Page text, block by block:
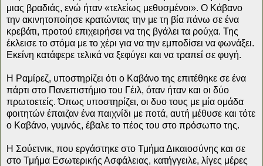
μιας βραδιάς, ενώ ήταν «τελείως μεθυσμένοι». Ο Κάβανο
την ακινητοποίησε κρατώντας την με τη βία πάνω σε ένα
κρεβάτι, προτού επιχειρήσει να της βγάλει τα ρούχα. Της
έκλεισε το στόμα με το χέρι για να την εμποδίσει να φωνάξει.
Εκείνη κατάφερε τελικά να ξεφύγει και να τραπεί σε φυγή.
Η Ραμίρεζ, υποστηρίζει ότι ο Καβάνο της επιτέθηκε σε ένα
πάρτι στο Πανεπιστήμιο του Γέιλ, όταν ήταν και οι δύο
πρωτοετείς. Όπως υποστηρίζει, οι δυο τους με μία ομάδα
φοιτητών έπαιζαν ένα παιχνίδι με ποτά, αυτή μέθυσε και τότε
ο Καβάνο, γυμνός, έβαλε το πέος του στο πρόσωπο της.
Η Σούετνικ, που εργάστηκε στο Τμήμα Δικαιοσύνης και σε
στο Τμήμα Εσωτερικής Ασφάλειας, κατήγγειλε, λίγες μέρες